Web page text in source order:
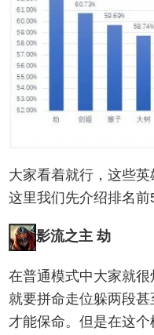
大家看着就行，这些英
这里我们先介绍排名
影流之主 劫
在普通模式中大家就
就要拼命走位躲两段
才能保命。但是在这